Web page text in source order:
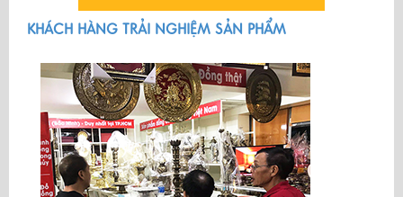
KHÁCH HÀNG TRẢI NGHIỆM SẢN PHẨM